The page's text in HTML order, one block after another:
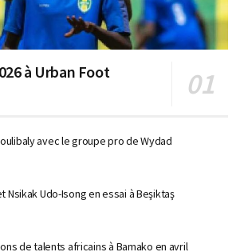
à Urban Foot
avec le groupe pro de Wydad
Nsikak Udo-Isong en essai à Beşiktaş
de talents africains à Bamako en avril